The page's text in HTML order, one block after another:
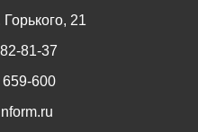
21
81-37
600